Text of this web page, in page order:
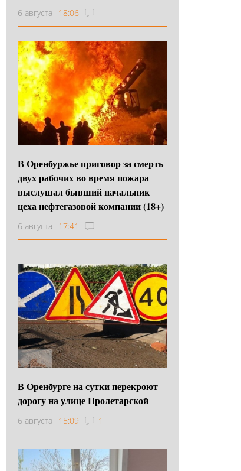
6 августа 18:06
В Оренбуржье приговор за смерть
двух рабочих во время пожара
выслушал бывший начальник
цеха нефтегазовой компании (18+)
6 августа 17:41
В Оренбурге на сутки перекроют
дорогу на улице Пролетарской
6 августа 15:09 1